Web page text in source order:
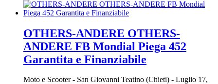
OTHERS-ANDERE OTHERS-
ANDERE FB Mondial Piega 452
Garantita e Finanziabile
Moto e Scooter- San Giovanni Teatino (Chieti) - Luglio 17,